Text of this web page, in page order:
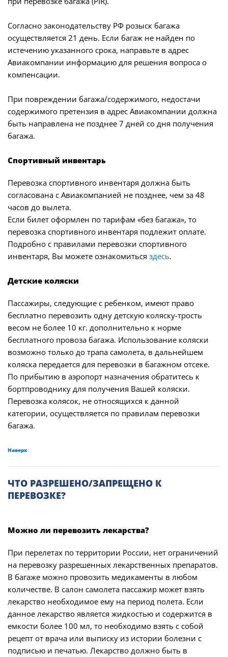
Согласно законодательству РФ розыск багажа
осуществляется 21 день. Если багаж не найден по
истечению указанного срока, направьте в адрес
Авиакомпании информацию для решения вопроса о
компенсации.
При повреждении багажа/содержимого, недостачи
содержимого претензия в адрес Авиакомпании должна
быть направлена не позднее 7 дней со дня получения
багажа.
Спортивный инвентарь
Перевозка спортивного инвентаря должна быть
согласована с Авиакомпанией не позднее, чем за 48
часов до вылета.
Если билет оформлен по тарифам «без багажа», то
перевозка спортивного инвентаря подлежит оплате.
Подробно с правилами перевозки спортивного
инвентаря, Вы можете ознакомиться здесь.
Детские коляски
Пассажиры, следующие с ребенком, имеют право
бесплатно перевозить одну детскую коляску-трость
весом не более 10 кг. дополнительно к норме
бесплатного провоза багажа. Использование коляски
возможно только до трапа самолета, в дальнейшем
коляска передается для перевозки в багажном отсеке.
По прибытию в аэропорт назначения обратитесь к
бортпроводнику для получения Вашей коляски.
Перевозка колясок, не относящихся к данной
категории, осуществляется по правилам перевозки
багажа.
Наверх
ЧТО РАЗРЕШЕНО/ЗАПРЕЩЕНО К
ПЕРЕВОЗКЕ?
Можно ли перевозить лекарства?
При перелетах по территории России, нет ограничений
на перевозку разрешенных лекарственных препаратов.
В багаже можно провозить медикаменты в любом
количестве. В салон самолета пассажир может взять
лекарство необходимое ему на период полета. Если
данное лекарство является жидкостью и содержится в
емкости более 100 мл, то необходимо взять с собой
рецепт от врача или выписку из истории болезни с
подписью и печатью. Лекарство должно быть в